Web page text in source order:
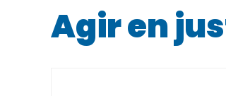
Agir en